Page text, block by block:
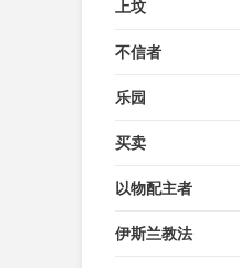
上坟
不信者
乐园
买卖
以物配主者
伊斯兰教法